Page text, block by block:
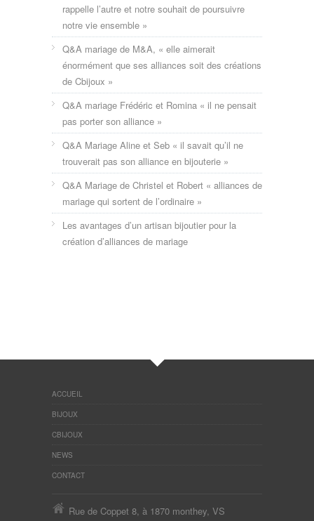
rappelle l’autre et notre souhait de poursuivre
notre vie ensemble »
Q&A mariage de M&A, « elle aimerait
énormément que ses alliances soit des créations
de Cbijoux »
Q&A mariage Frédéric et Romina « il ne pensait
pas porter son alliance »
Q&A Mariage Aline et Seb « il savait qu’il ne
trouverait pas son alliance en bijouterie »
Q&A Mariage de Christel et Robert « alliances de
mariage qui sortent de l’ordinaire »
Les avantages d’un artisan bijoutier pour la
création d’alliances de mariage
ACCUEIL
BIJOUX
CBIJOUX
NEWS
CONTACT
Rue de Coppet 8, à 1870 monthey, VS